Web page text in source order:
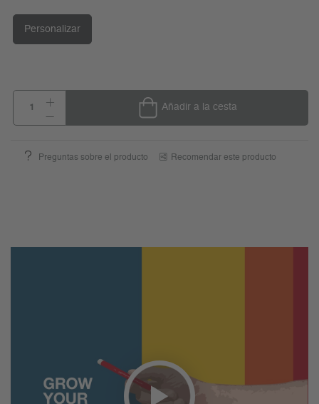
Personalizar
Añadir a la cesta
Preguntas sobre el producto Recomendar este producto